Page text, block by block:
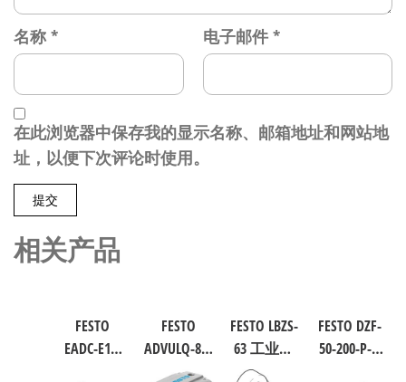
名称 * 电子邮件 *
在此浏览器中保存我的显示名称、邮箱地址和网站地
址，以便下次评论时使用。
相关产品
FESTO
EADC-E16-
FESTO
ADVULQ-80-
60-A-P-A 紧
FESTO LBZS-
63 工业自
动化零部
FESTO DZF-
50-200-P-A